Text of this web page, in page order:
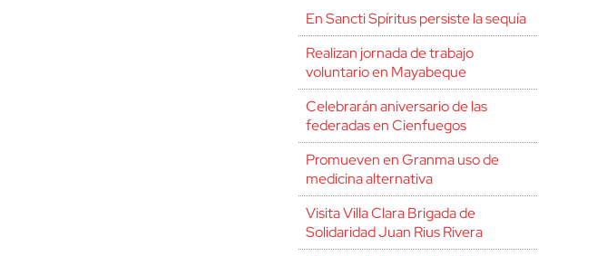
En Sancti Spíritus persiste la sequía
Realizan jornada de trabajo
voluntario en Mayabeque
Celebrarán aniversario de las
federadas en Cienfuegos
Promueven en Granma uso de
medicina alternativa
Visita Villa Clara Brigada de
Solidaridad Juan Rius Rivera